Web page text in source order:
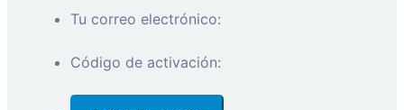
Tu correo electrónico:
Código de activación: